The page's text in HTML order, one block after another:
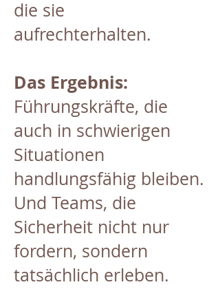
die sie
aufrechterhalten.
Das Ergebnis:
Führungskräfte, die
auch in schwierigen
Situationen
handlungsfähig bleiben.
Und Teams, die
Sicherheit nicht nur
fordern, sondern
tatsächlich erleben.